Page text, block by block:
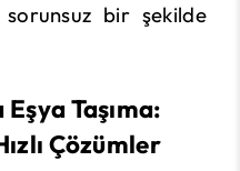
bir şekilde
Taşıma:
Çözümler